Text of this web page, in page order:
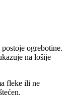
ogrebotine.
na lošije
fleke ili ne